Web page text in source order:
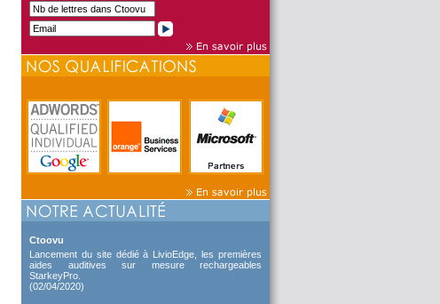
Ctoovu
Lancement du site dédié à LivioEdge, les premières
aides auditives sur mesure rechargeables
StarkeyPro.
(02/04/2020)